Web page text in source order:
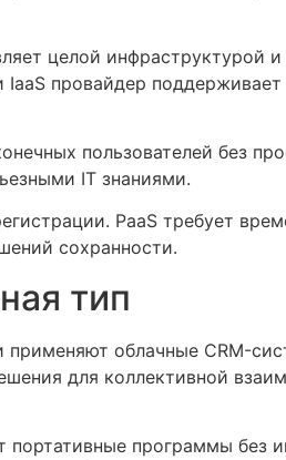
целой инфраструктурой
провайдер
пользователей без
IT знаниями.
PaaS требует
сохранности.
тип
применяют облачные CRM-
для коллективной
программы без